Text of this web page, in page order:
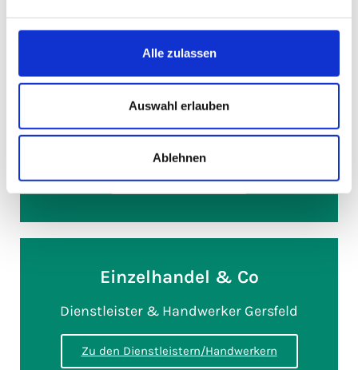
Alle zulassen
Auswahl erlauben
Ablehnen
Gesundheit
Gesundheit & Wohlfühlen in Gersfeld
Zu den Betrieben
Einzelhandel & Co
Dienstleister & Handwerker Gersfeld
Zu den Dienstleistern/Handwerkern